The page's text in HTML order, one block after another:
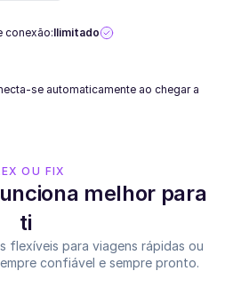
conexão:Ilimitado
se automaticamente ao chegar a
OU FIX
melhor para
ti
flexíveis para viagens rápidas ou
confiável e sempre pronto.